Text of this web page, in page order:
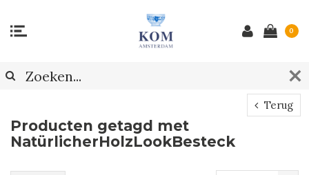
0
Terug
Producten getagd met
NatürlicherHolzLookBesteck